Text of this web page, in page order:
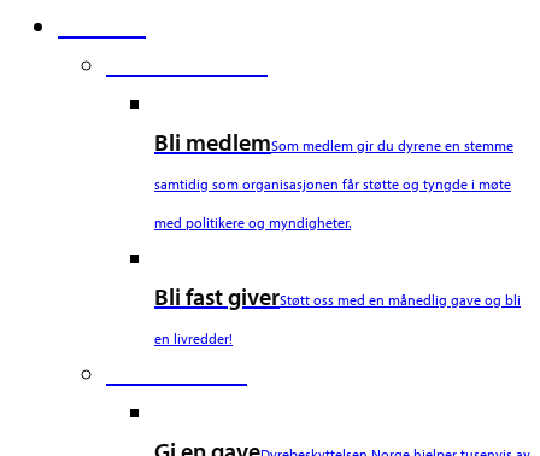
Bli medlemSom medlem gir du dyrene en stemme
samtidig som organisasjonen får støtte og tyngde i møte
med politikere og myndigheter.
Bli fast giverStøtt oss med en månedlig gave og bli
en livredder!